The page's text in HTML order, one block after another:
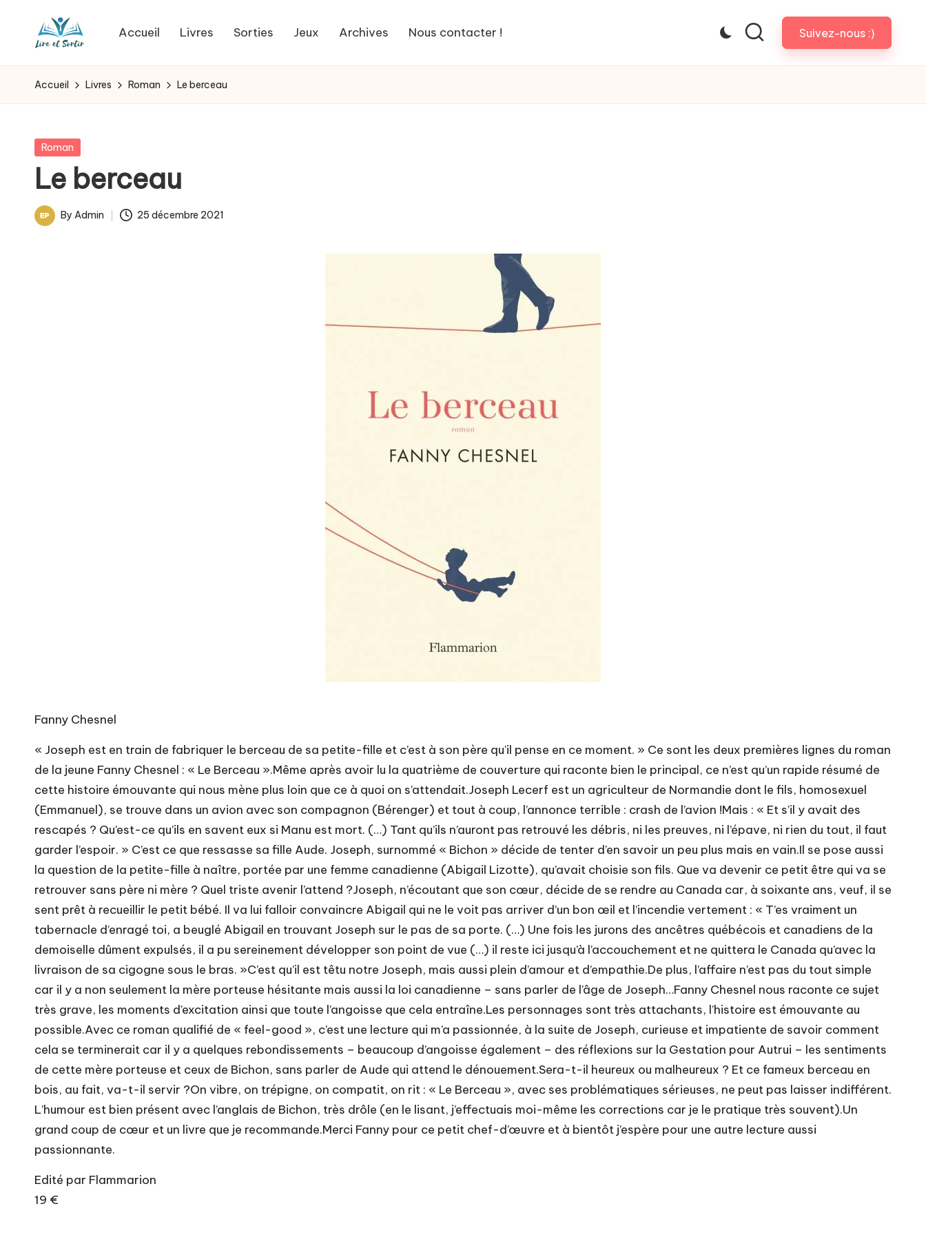
L
i
e
e
t
livres
pour
les
goûts,
des
pour
Accueil Livres Sorties Jeux Archives Nous contacter ! Suivez-nous :)
Accueil Livres Roman Le berceau
Posted
Roman
Le berceau
Posted
By Admin 25 décembre 2021
Fanny Chesnel
« Joseph est en train de fabriquer le berceau de sa petite-fille et c’est à son père qu’il pense en ce moment. » Ce sont les deux premières lignes du roman
de la jeune Fanny Chesnel : « Le Berceau ».Même après avoir lu la quatrième de couverture qui raconte bien le principal, ce n’est qu’un rapide résumé de
cette histoire émouvante qui nous mène plus loin que ce à quoi on s’attendait.Joseph Lecerf est un agriculteur de Normandie dont le fils, homosexuel
(Emmanuel), se trouve dans un avion avec son compagnon (Bérenger) et tout à coup, l’annonce terrible : crash de l’avion !Mais : « Et s’il y avait des
rescapés ? Qu’est-ce qu’ils en savent eux si Manu est mort. (…) Tant qu’ils n’auront pas retrouvé les débris, ni les preuves, ni l’épave, ni rien du tout, il faut
garder l’espoir. » C’est ce que ressasse sa fille Aude. Joseph, surnommé « Bichon » décide de tenter d’en savoir un peu plus mais en vain.Il se pose aussi
la question de la petite-fille à naître, portée par une femme canadienne (Abigail Lizotte), qu’avait choisie son fils. Que va devenir ce petit être qui va se
retrouver sans père ni mère ? Quel triste avenir l’attend ?Joseph, n’écoutant que son cœur, décide de se rendre au Canada car, à soixante ans, veuf, il se
sent prêt à recueillir le petit bébé. Il va lui falloir convaincre Abigail qui ne le voit pas arriver d’un bon œil et l’incendie vertement : « T’es vraiment un
tabernacle d’enragé toi, a beuglé Abigail en trouvant Joseph sur le pas de sa porte. (…) Une fois les jurons des ancêtres québécois et canadiens de la
demoiselle dûment expulsés, il a pu sereinement développer son point de vue (…) il reste ici jusqu’à l’accouchement et ne quittera le Canada qu’avec la
livraison de sa cigogne sous le bras. »C’est qu’il est têtu notre Joseph, mais aussi plein d’amour et d’empathie.De plus, l’affaire n’est pas du tout simple
car il y a non seulement la mère porteuse hésitante mais aussi la loi canadienne – sans parler de l’âge de Joseph…Fanny Chesnel nous raconte ce sujet
très grave, les moments d’excitation ainsi que toute l’angoisse que cela entraîne.Les personnages sont très attachants, l’histoire est émouvante au
possible.Avec ce roman qualifié de « feel-good », c’est une lecture qui m’a passionnée, à la suite de Joseph, curieuse et impatiente de savoir comment
cela se terminerait car il y a quelques rebondissements – beaucoup d’angoisse également – des réflexions sur la Gestation pour Autrui – les sentiments
de cette mère porteuse et ceux de Bichon, sans parler de Aude qui attend le dénouement.Sera-t-il heureux ou malheureux ? Et ce fameux berceau en
bois, au fait, va-t-il servir ?On vibre, on trépigne, on compatit, on rit : « Le Berceau », avec ses problématiques sérieuses, ne peut pas laisser indifférent.
L’humour est bien présent avec l’anglais de Bichon, très drôle (en le lisant, j’effectuais moi-même les corrections car je le pratique très souvent).Un
grand coup de cœur et un livre que je recommande.Merci Fanny pour ce petit chef-d’œuvre et à bientôt j’espère pour une autre lecture aussi
passionnante.
Edité par Flammarion
19 €